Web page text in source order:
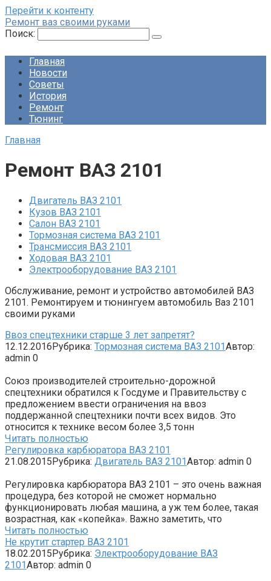
Перейти к контенту
Ремонт ваз своими руками
Поиск:
Главная
Новости
Советы
История
Ремонт
Тюнинг
Главная
Ремонт ВАЗ 2101
Двигатель ВАЗ 2101
Кузов ВАЗ 2101
Салон ВАЗ 2101
Тормозная система ВАЗ 2101
Трансмиссия ВАЗ 2101
Ходовая ВАЗ 2101
Электрооборудование ВАЗ 2101
Обслуживание, ремонт и устройство автомобилей ВАЗ
2101. Ремонтируем и тюнингуем автомобиль Ваз 2101
своими руками
Ввоз спецтехники старше 3 лет запретят?
12.12.2016Рубрика: Тормозная система ВАЗ 2101Автор:
admin 0
Союз производителей строительно-дорожной
спецтехники обратился к Госдуме и Правительству с
предложением ввести ограничения на ввоз
поддержанной спецтехники почти всех видов. Это
относится к технике весом более 3,5 тонн
Читать полностью
Регулировка карбюратора ВАЗ 2101
21.08.2015Рубрика: Двигатель ВАЗ 2101Автор: admin 0
Регулировка карбюратора ВАЗ 2101 – это очень важная
процедура, без которой не сможет нормально
функционировать любая машина, а уж тем более, такая
возрастная, как «копейка». Важно заметить, что
Читать полностью
Не крутит стартер ВАЗ 2101
18.02.2015Рубрика: Электрооборудование ВАЗ
2101Автор: admin 0